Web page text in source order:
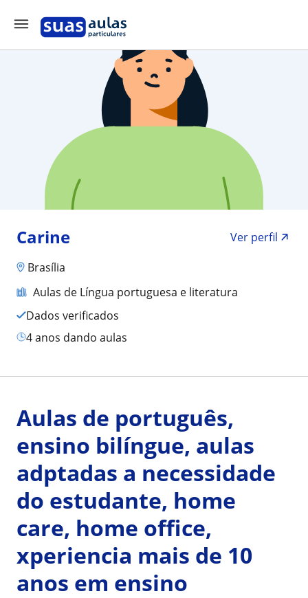
Carine
Ver perfil
Brasília
Aulas de Língua portuguesa e literatura
Dados verificados
4 anos dando aulas
Aulas de português,
ensino bilíngue, aulas
adptadas a necessidade
do estudante, home
care, home office,
xperiencia mais de 10
anos em ensino